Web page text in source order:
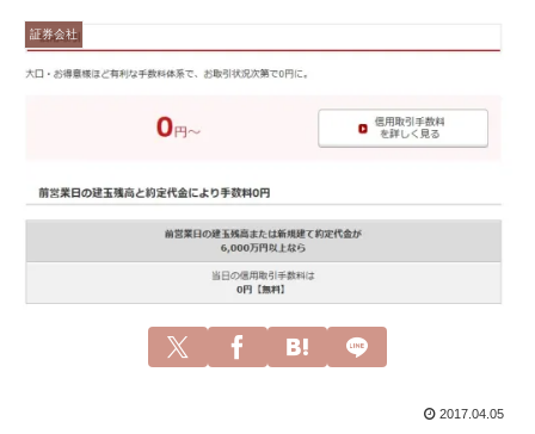
証券会社
2017.04.05